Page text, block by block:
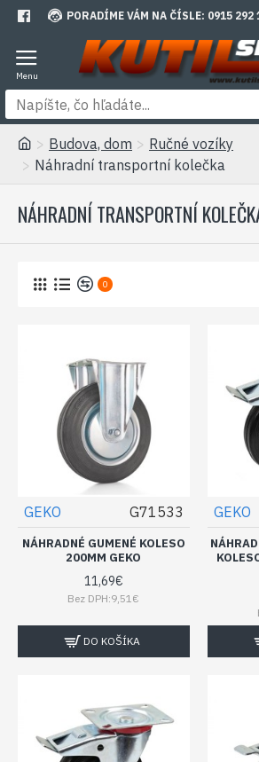
PORADÍME VÁM NA ČÍSLE: 0915 292
Budova, dom
Ručné vozíky
Náhradní transportní kolečka
NÁHRADNÍ TRANSPORTNÍ
0
GEKO G71533
NÁHRADNÉ GUMENÉ KOLESO
200MM GEKO
11,69€
Bez DPH:9,51€
DO KOŠÍKA
GEKO